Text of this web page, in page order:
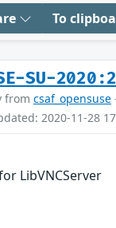
To
SU-
from csaf_opensuse
2020-11-28
LibVNCServer